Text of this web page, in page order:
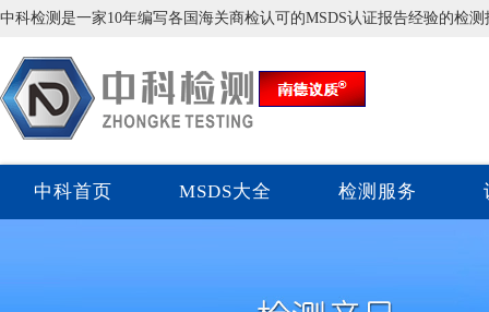
中科检测是一家10年编写各国海关商检认可的MSDS认证报告经验的检
中科首页 MSDS大全 检测服务